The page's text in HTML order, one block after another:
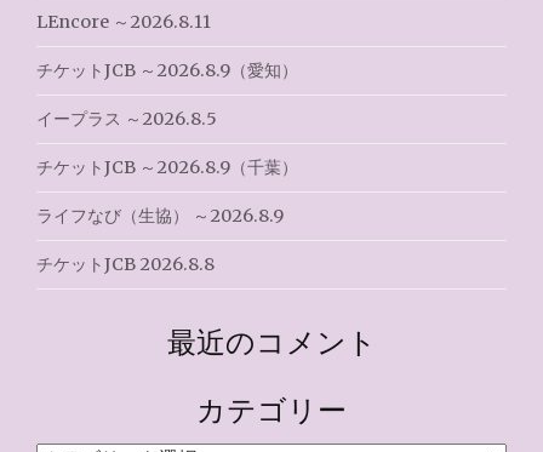
LEncore ～2026.8.11
チケットJCB ～2026.8.9（愛知）
イープラス ～2026.8.5
チケットJCB ～2026.8.9（千葉）
ライフなび（生協） ～2026.8.9
チケットJCB 2026.8.8
最近のコメント
カテゴリー